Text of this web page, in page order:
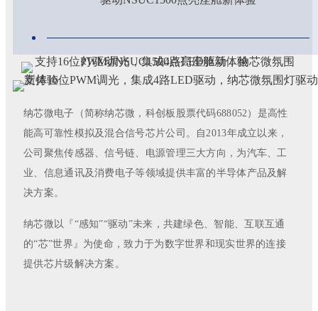
纳芯微电子（简称纳芯微，科创板股票代码688052）是高性
能高可靠性模拟及混合信号芯片公司。自2013年成立以来，
公司聚焦传感器、信号链、电源管理三大方向，为汽车、工
业、信息通讯及消费电子等领域提供丰富的半导体产品及解
决方案。
纳芯微以『“感知”“驱动”未来，共建绿色、智能、互联互通
的“芯”世界』为使命，致力于为数字世界和现实世界的连接
提供芯片级解决方案。